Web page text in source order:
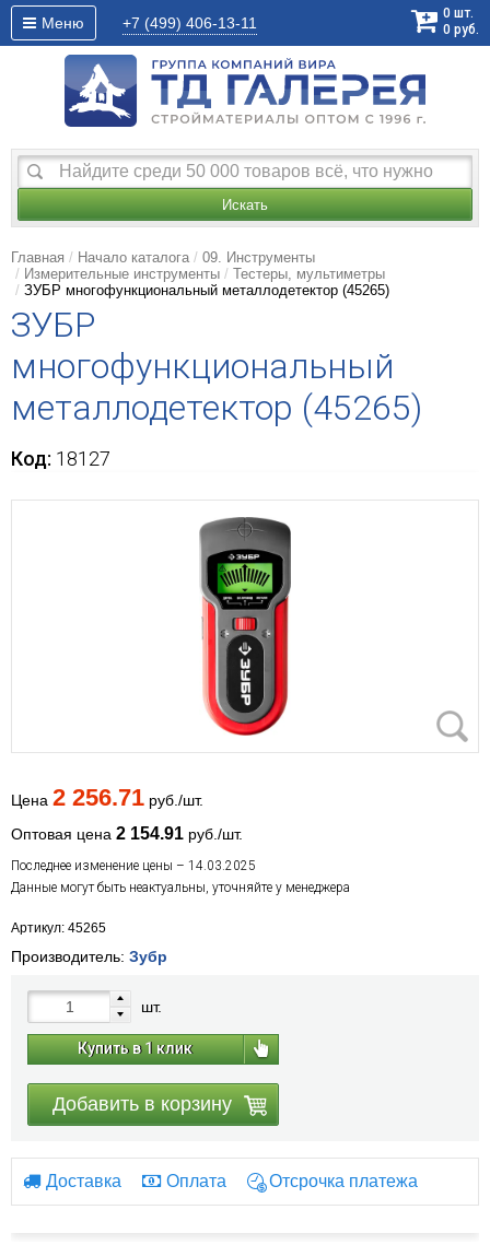
Меню +7 (499) 406-13-11
0 шт.
0 руб.
Искать
Главная Начало каталога
09. Инструменты
Измерительные инструменты
Тестеры, мультиметры
ЗУБР многофункциональный металлодетектор (45265)
ЗУБР
многофункциональный
металлодетектор (45265)
Код: 18127
Цена 2 256.71 руб./шт.
Оптовая цена 2 154.91 руб./шт.
Последнее изменение цены – 14.03.2025
Данные могут быть неактуальны, уточняйте у менеджера
Артикул: 45265
Производитель: Зубр
шт.
Купить в 1 клик
Добавить в корзину
Доставка Оплата Отсрочка платежа